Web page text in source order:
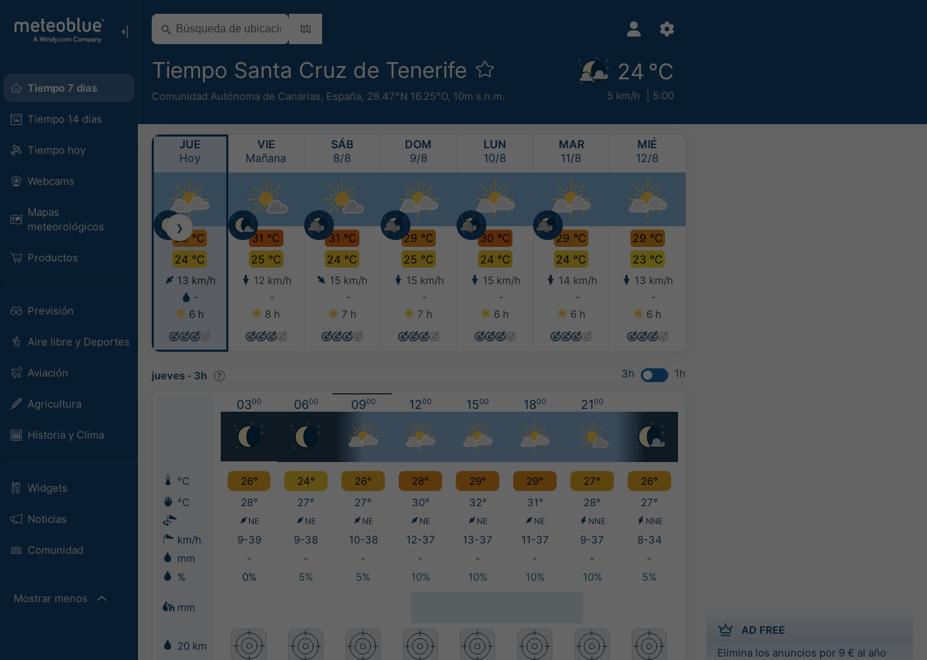
Tiempo 7 dias
Tiempo 14 dias
Tiempo hoy
Webcams
Mapas
meteorológicos
Productos
Previsión
Aire libre y Deportes
Aviación
Agricultura
Historia y Clima
Widgets
Noticias
Comunidad
Mostrar menos
Tiempo Santa Cruz de Tenerife
Comunidad Autónoma de Canarias, España, 28.47°N 16.25°O, 10m s.n.m.
24 °C
5 km/h 5:00
AD FREE
Elimina los anuncios por 9 € al año
JUE
Hoy
29 °C
24 °C
13 km/h
-
6 h
VIE
Mañana
31 °C
25 °C
12 km/h
-
8 h
SÁB
8/8
31 °C
24 °C
15 km/h
-
7 h
DOM
9/8
29 °C
25 °C
15 km/h
-
7 h
LUN
10/8
30 °C
24 °C
15 km/h
-
6 h
MAR
11/8
29 °C
24 °C
14 km/h
-
6 h
MIÉ
12/8
29 °C
23 °C
13 km/h
-
6 h
❯
jueves - 3h 3h 1h
0300 0600 0900 1200 1500 1800 2100
°C 26° 24° 26° 28° 29° 29° 27°
26°
°C
28° 27° 27° 30° 32° 31° 28° 27°
NE NE NE NE NE NE NNE NNE
km/h 9-39 9-38 10-38 12-37 13-37 11-37 9-37
8-34
mm
- - - - - - -
-
%
0% 5% 5% 10% 10% 10% 10% 5%
mm
20 km